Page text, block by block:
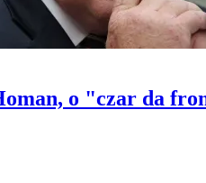
o "czar da